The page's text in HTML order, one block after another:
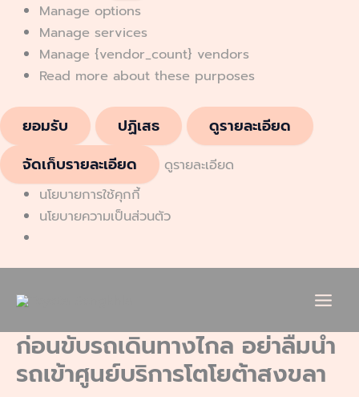
Manage options
Manage services
Manage {vendor_count} vendors
Read more about these purposes
ยอมรับ ปฏิเสธ
ดูรายละเอียด
จัดเก็บรายละเอียด
ดูรายละเอียด
นโยบายการใช้คุกกี้
นโยบายความเป็นส่วนตัว
ก่อนขับรถเดินทางไกล อย่าลืมนำ
รถเข้าศูนย์บริการโตโยต้าสงขลา